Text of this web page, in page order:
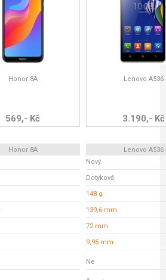
Honor 8A
569,- Kč
Lenovo A536
3.190,- Kč
Honor 8A
Lenovo A536
Nový
Dotyková
148 g
139,6 mm
72 mm
9,95 mm
Ne